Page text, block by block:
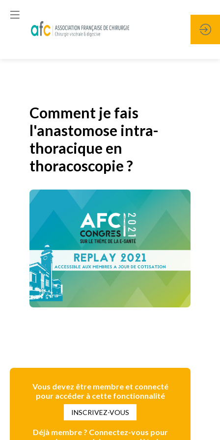
Comment je fais
l'anastomose intra-
thoracique en
thoracoscopie ?
Vous devez être membre et connecté
pour accéder à cette fonctionnalité
INSCRIVEZ-VOUS
Déjà membre ? Connectez-vous pour